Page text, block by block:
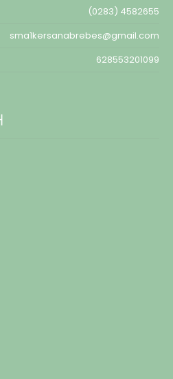
(0283) 4582655
sma1kersanabrebes@gmail.com
628553201099